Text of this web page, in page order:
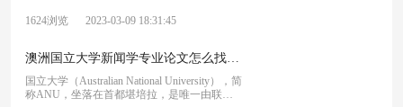
么斯威本科技大学新闻学专业怎么着论文选
1624浏览 2023-03-09 18:31:45
澳洲国立大学新闻学专业论文怎么找选题方向？
国立大学（Australian National University），简
称ANU，坐落在首都堪培拉，是唯一由联邦